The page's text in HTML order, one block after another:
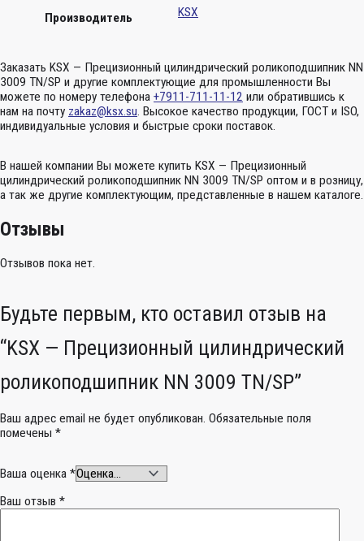
Производитель KSX
Заказать KSX — Прецизионный цилиндрический роликоподшипник NN
3009 TN/SP и другие комплектующие для промышленности Вы
можете по номеру телефона +7911-711-11-12 или обратившись к
нам на почту zakaz@ksx.su. Высокое качество продукции, ГОСТ и ISO,
индивидуальные условия и быстрые сроки поставок.
В нашей компании Вы можете купить KSX — Прецизионный
цилиндрический роликоподшипник NN 3009 TN/SP оптом и в розницу,
а так же другие комплектующим, представленные в нашем каталоге.
Отзывы
Отзывов пока нет.
Будьте первым, кто оставил отзыв на
“KSX — Прецизионный цилиндрический
роликоподшипник NN 3009 TN/SP”
Ваш адрес email не будет опубликован. Обязательные поля
помечены *
Ваша оценка *
Ваш отзыв *